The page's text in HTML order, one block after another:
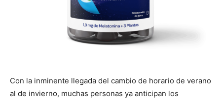
Con la inminente llegada del cambio de horario de verano
al de invierno, muchas personas ya anticipan los